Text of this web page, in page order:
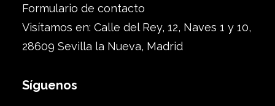
Formulario de contacto
Visítamos en: Calle del Rey, 12, Naves 1 y 10,
28609 Sevilla la Nueva, Madrid
Síguenos